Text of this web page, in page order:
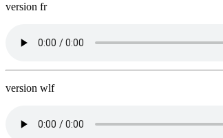
version fr
version wlf